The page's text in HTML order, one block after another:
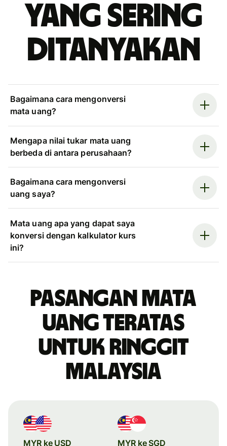
yang sering
ditanyakan
Bagaimana cara mengonversi
mata uang?
Mengapa nilai tukar mata uang
berbeda di antara perusahaan?
Bagaimana cara mengonversi
uang saya?
Mata uang apa yang dapat saya
konversi dengan kalkulator kurs
ini?
Pasangan mata
uang teratas
untuk ringgit
Malaysia
MYR ke USD MYR ke SGD